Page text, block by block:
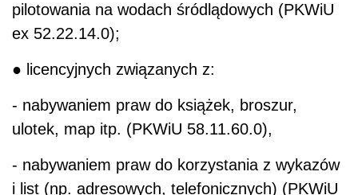
pilotowania na wodach śródlądowych (PKWiU
ex 52.22.14.0);
● licencyjnych związanych z:
- nabywaniem praw do książek, broszur,
ulotek, map itp. (PKWiU 58.11.60.0),
- nabywaniem praw do korzystania z wykazów
i list (np. adresowych, telefonicznych) (PKWiU